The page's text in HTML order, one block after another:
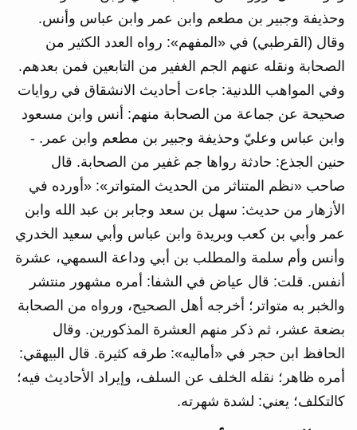
وحذيفة وجبير بن مطعم وابن عمر وابن عباس وأنس.
وقال (القرطبي) في «المفهم»: رواه العدد الكثير من
الصحابة ونقله عنهم الجم الغفير من التابعين فمن بعدهم.
وفي المواهب اللدنية: جاءت أحاديث الانشقاق في روايات
صحيحة عن جماعة من الصحابة منهم: أنس وابن مسعود
وابن عباس وعليّ وحذيفة وجبير بن مطعم وابن عمر. -
حنين الجذع: حادثة رواها جم غفير من الصحابة. قال
صاحب «نظم المتناثر من الحديث المتواتر»: «أورده في
الأزهار من حديث: سهل بن سعد وجابر بن عبد الله وابن
عمر وأبي بن كعب وبريدة وابن عباس وأبي سعيد الخدري
وأنس وأم سلمة والمطلب بن أبي وداعة السمهي، عشرة
أنفس. قلت: قال عياض في الشفا: أمره مشهور منتشر
والخبر به متواتر؛ أخرجه أهل الصحيح، ورواه من الصحابة
بضعة عشر، ثم ذكر منهم العشرة المذكورين. وقال
الحافظ ابن حجر في «أماليه»: طرقه كثيرة. قال البيهقي:
أمره ظاهر؛ نقله الخلف عن السلف، وإيراد الأحاديث فيه؛
كالتكلف؛ يعني: لشدة شهرته.